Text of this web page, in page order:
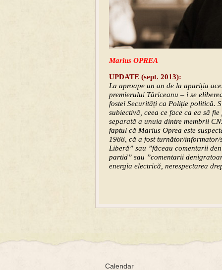
Marius OPREA
UPDATE (sept. 2013):
La aproape un an de la apariția
premierului Tăriceanu – i se
fostei Securități ca Poliție politică.
subiectivă, ceea ce face ca ea să
separată a unuia dintre membrii
faptul că Marius Oprea este
1988, că a fost turnător/
Liberă” sau ”făceau comentarii
partid” sau ”comentarii
energia electrică, nerespectarea
Calendar